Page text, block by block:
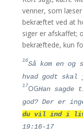
venner, som
bekræftet ved at
siger er afskaffet;
bekræftede, kun
16Så kom en og
hvad godt
17OGHan sagde
god? Der er
du vil ind i
19:16-17